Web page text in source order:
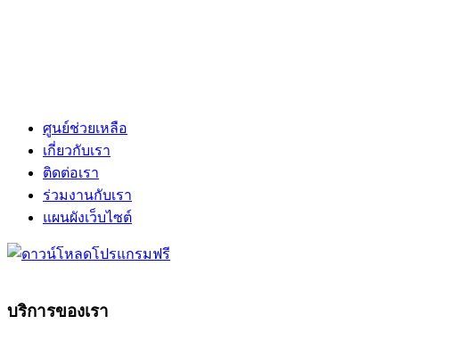
ศูนย์ช่วยเหลือ
เกี่ยวกับเรา
ติดต่อเรา
ร่วมงานกับเรา
แผนผังเว็บไซต์
บริการของเรา